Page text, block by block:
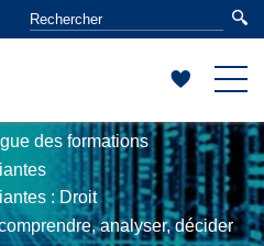
des formations
: Droit
analyser, décider